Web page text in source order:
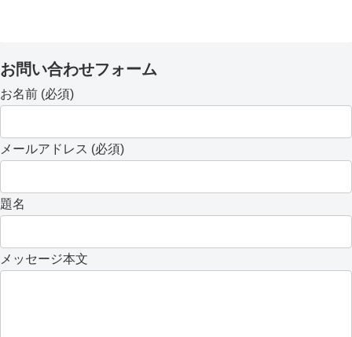
お問い合わせフォーム
お名前 (必須)
メールアドレス (必須)
題名
メッセージ本文